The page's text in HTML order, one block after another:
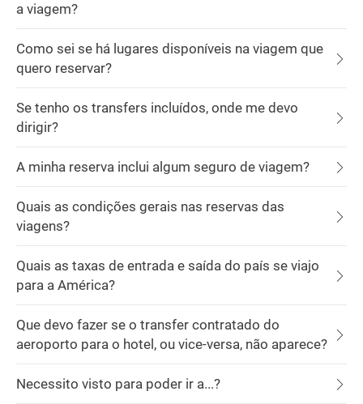
a viagem?
Como sei se há lugares disponíveis na viagem que
quero reservar?
Se tenho os transfers incluídos, onde me devo
dirigir?
A minha reserva inclui algum seguro de viagem?
Quais as condições gerais nas reservas das
viagens?
Quais as taxas de entrada e saída do país se viajo
para a América?
Que devo fazer se o transfer contratado do
aeroporto para o hotel, ou vice-versa, não aparece?
Necessito visto para poder ir a...?